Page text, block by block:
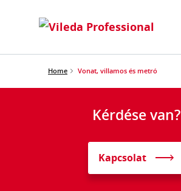
Home Vonat, villamos és metró
Kérdése van?
Kapcsolat